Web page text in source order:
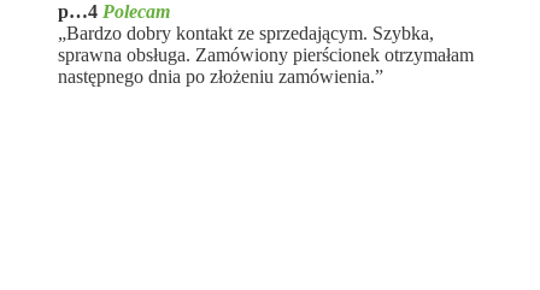
p…4 Polecam
„Bardzo dobry kontakt ze sprzedającym. Szybka,
sprawna obsługa. Zamówiony pierścionek otrzymałam
następnego dnia po złożeniu zamówienia.”